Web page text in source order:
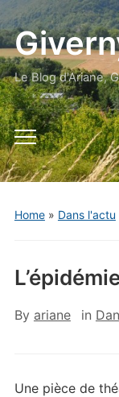
Le Blog d'Ariane,
Toggle
mobile
menu
Home» Dans l'actu
By ariane in
Une pièce de